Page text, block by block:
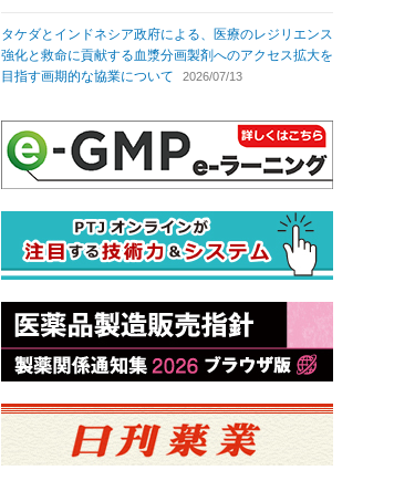
タケダとインドネシア政府による、医療のレジリエンス
強化と救命に貢献する血漿分画製剤へのアクセス拡大を
目指す画期的な協業について
2026/07/13